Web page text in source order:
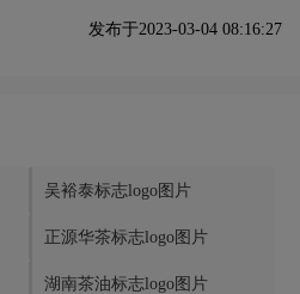
发布于2023-03-04 08:16:27
吴裕泰标志logo图片
正源华茶标志logo图片
湖南茶油标志logo图片